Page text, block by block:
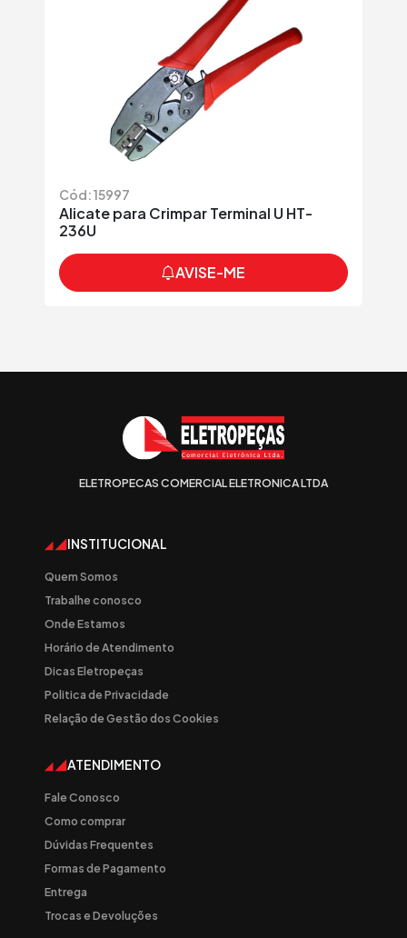
Cód: 15997
Alicate para Crimpar Terminal U HT-
236U
AVISE-ME
ELETROPECAS COMERCIAL ELETRONICA LTDA
INSTITUCIONAL
Quem Somos
Trabalhe conosco
Onde Estamos
Horário de Atendimento
Dicas Eletropeças
Politica de Privacidade
Relação de Gestão dos Cookies
ATENDIMENTO
Fale Conosco
Como comprar
Dúvidas Frequentes
Formas de Pagamento
Entrega
Trocas e Devoluções